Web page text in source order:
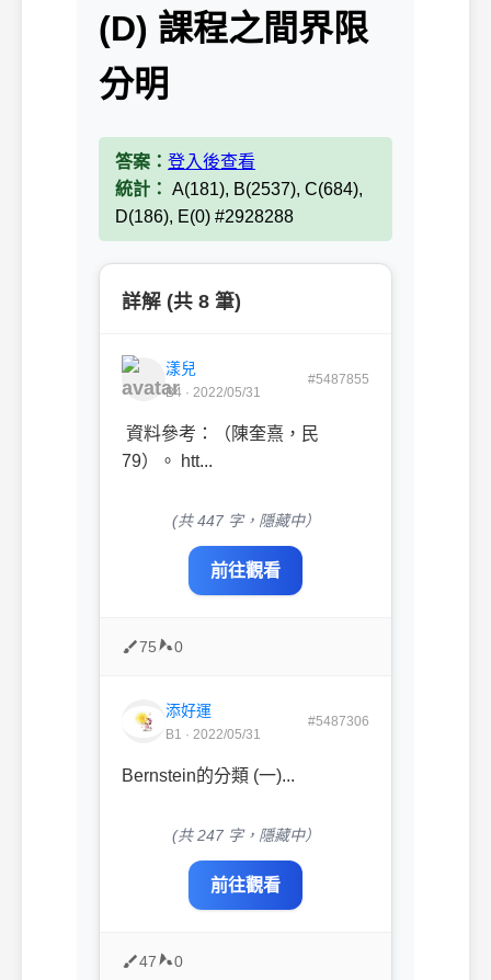
(D) 課程之間界限
分明
答案： 登入後查看
統計： A(181), B(2537), C(684),
D(186), E(0) #2928288
詳解 (共 8 筆)
漾兒
B4 · 2022/05/31
#5487855
資料參考：（陳奎熹，民
79）。 htt...
(共 447 字，隱藏中）
前往觀看
75 0
添好運
B1 · 2022/05/31
#5487306
Bernstein的分類 (一)...
(共 247 字，隱藏中）
前往觀看
47 0